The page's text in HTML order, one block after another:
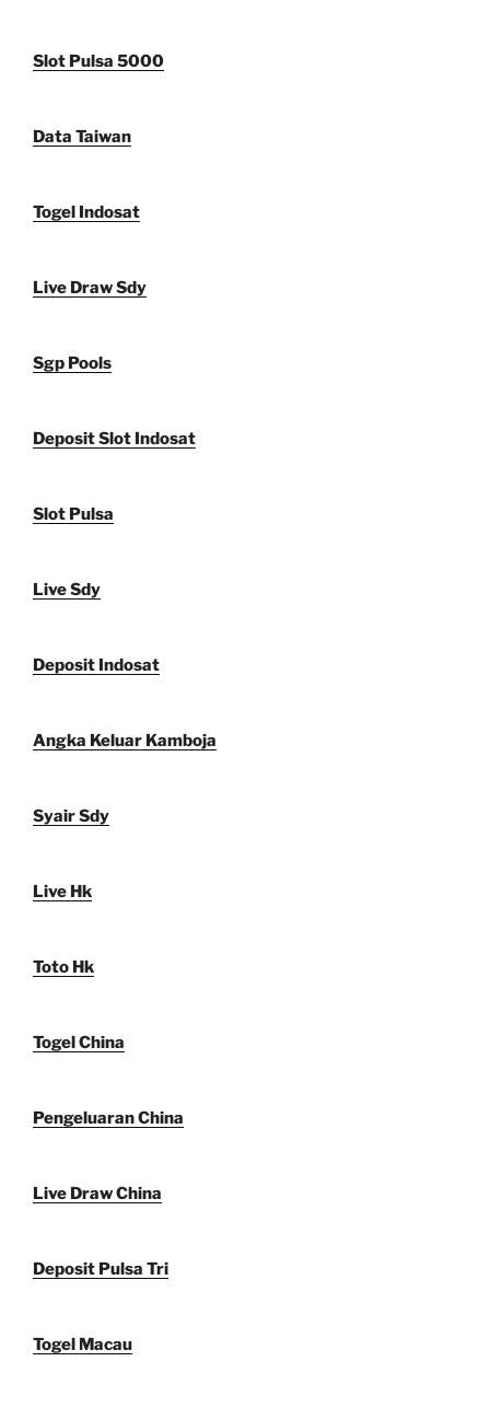
Slot Pulsa 5000
Data Taiwan
Togel Indosat
Live Draw Sdy
Sgp Pools
Deposit Slot Indosat
Slot Pulsa
Live Sdy
Deposit Indosat
Angka Keluar Kamboja
Syair Sdy
Live Hk
Toto Hk
Togel China
Pengeluaran China
Live Draw China
Deposit Pulsa Tri
Togel Macau